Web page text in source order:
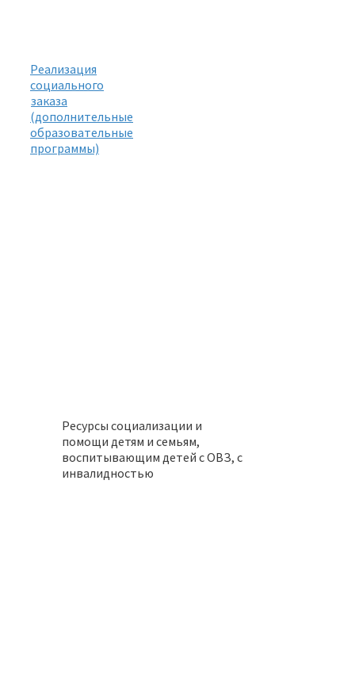
Реализация
социального
заказа
(дополнительные
образовательные
программы)
Ресурсы социализации и
помощи детям и семьям,
воспитывающим детей с ОВЗ, с
инвалидностью